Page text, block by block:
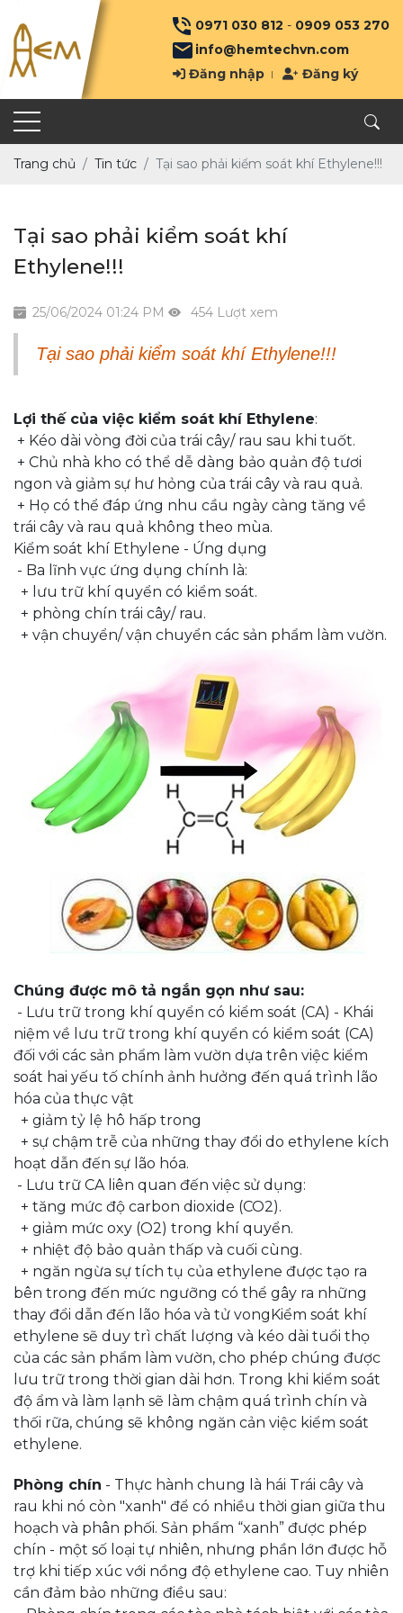
0971 030 812 - 0909 053 270
info@hemtechvn.com
Đăng nhập
Đăng ký
Trang chủ Tin tức Tại sao phải kiểm soát khí Ethylene!!!
Tại sao phải kiểm soát khí
Ethylene!!!
25/06/2024 01:24 PM 454 Lượt xem
Tại sao phải kiểm soát khí Ethylene!!!
Lợi thế của việc kiểm soát khí Ethylene:
+ Kéo dài vòng đời của trái cây/ rau sau khi tuốt.
+ Chủ nhà kho có thể dễ dàng bảo quản độ tươi
ngon và giảm sự hư hỏng của trái cây và rau quả.
+ Họ có thể đáp ứng nhu cầu ngày càng tăng về
trái cây và rau quả không theo mùa.
Kiểm soát khí Ethylene - Ứng dụng
- Ba lĩnh vực ứng dụng chính là:
+ lưu trữ khí quyển có kiểm soát.
+ phòng chín trái cây/ rau.
+ vận chuyển/ vận chuyển các sản phẩm làm vườn.
Chúng được mô tả ngắn gọn như sau:
- Lưu trữ trong khí quyển có kiểm soát (CA) - Khái
niệm về lưu trữ trong khí quyển có kiểm soát (CA)
đối với các sản phẩm làm vườn dựa trên việc kiểm
soát hai yếu tố chính ảnh hưởng đến quá trình lão
hóa của thực vật
+ giảm tỷ lệ hô hấp trong
+ sự chậm trễ của những thay đổi do ethylene kích
hoạt dẫn đến sự lão hóa.
- Lưu trữ CA liên quan đến việc sử dụng:
+ tăng mức độ carbon dioxide (CO2).
+ giảm mức oxy (O2) trong khí quyển.
+ nhiệt độ bảo quản thấp và cuối cùng.
+ ngăn ngừa sự tích tụ của ethylene được tạo ra
bên trong đến mức ngưỡng có thể gây ra những
thay đổi dẫn đến lão hóa và tử vongKiểm soát khí
ethylene sẽ duy trì chất lượng và kéo dài tuổi thọ
của các sản phẩm làm vườn, cho phép chúng được
lưu trữ trong thời gian dài hơn. Trong khi kiểm soát
độ ẩm và làm lạnh sẽ làm chậm quá trình chín và
thối rữa, chúng sẽ không ngăn cản việc kiểm soát
ethylene.
Phòng chín - Thực hành chung là hái Trái cây và
rau khi nó còn "xanh" để có nhiều thời gian giữa thu
hoạch và phân phối. Sản phẩm “xanh” được phép
chín - một số loại tự nhiên, nhưng phần lớn được hỗ
trợ khi tiếp xúc với nồng độ ethylene cao. Tuy nhiên
cần đảm bảo những điều sau: